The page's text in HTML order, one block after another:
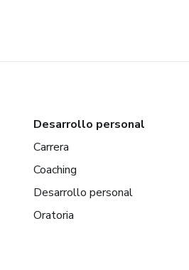
Desarrollo personal
Carrera
Coaching
Desarrollo personal
Oratoria